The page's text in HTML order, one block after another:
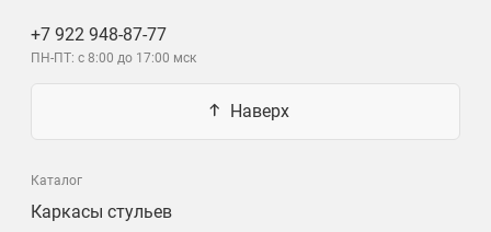
+7 922 948-87-77
ПН-ПТ: с 8:00 до 17:00 мск
Наверх
Каталог
Каркасы стульев